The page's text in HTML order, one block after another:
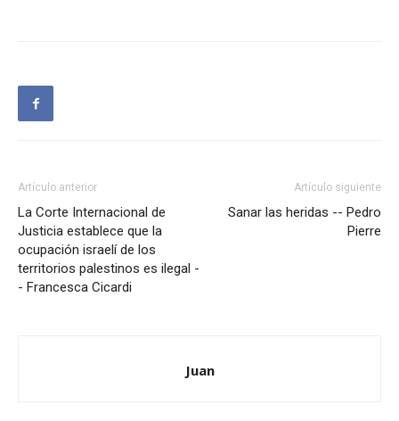
Artículo anterior
La Corte Internacional de
Justicia establece que la
ocupación israelí de los
territorios palestinos es ilegal -
- Francesca Cicardi
Artículo siguiente
Sanar las heridas -- Pedro
Pierre
Juan